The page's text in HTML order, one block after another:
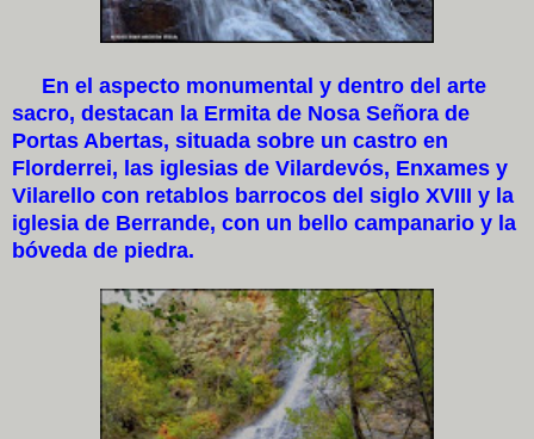
En el aspecto monumental y dentro del arte
sacro, destacan la Ermita de Nosa Señora de
Portas Abertas, situada sobre un castro en
Florderrei, las iglesias de Vilardevós, Enxames y
Vilarello con retablos barrocos del siglo XVIII y la
iglesia de Berrande, con un bello campanario y la
bóveda de piedra.